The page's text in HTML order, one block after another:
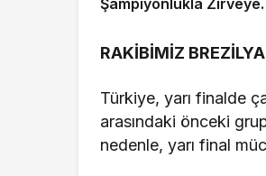
RAKİBİMİZ BREZİLYA
Türkiye, yarı finalde
arasındaki önceki
nedenle, yarı final